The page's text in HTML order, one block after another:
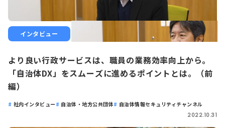
インタビュー
より良い行政サービスは、職員の業務効率向上から。
「自治体DX」をスムーズに進めるポイントとは。（前
編）
社内インタビュー 自治体・地方公共団体
自治体情報セキュリティチャンネル
2022.10.31